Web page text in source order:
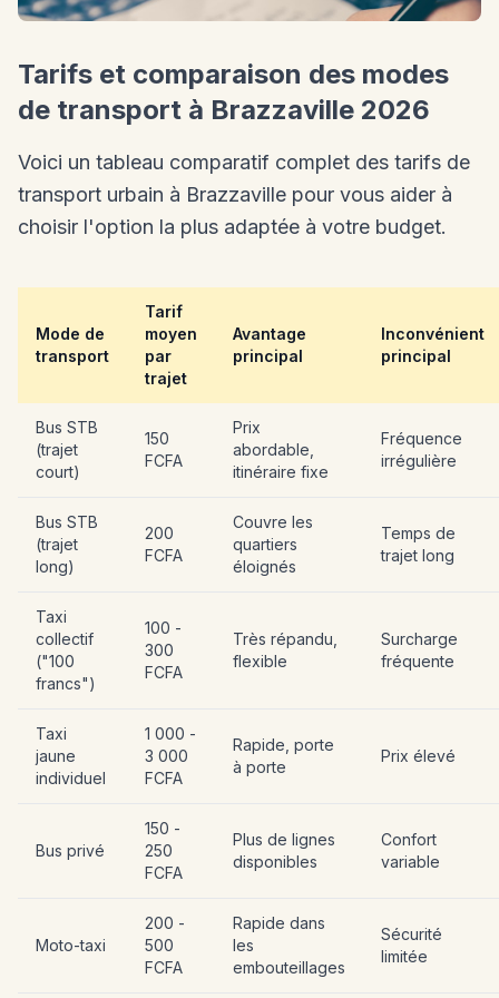
Tarifs et comparaison des modes
de transport à Brazzaville 2026
Voici un tableau comparatif complet des tarifs de
transport urbain à Brazzaville pour vous aider à
choisir l'option la plus adaptée à votre budget.
Mode de
transport
Tarif
moyen
par
trajet
Avantage
principal
Inconvénient
principal
Bus STB
(trajet
court)
150
FCFA
Prix
abordable,
itinéraire fixe
Fréquence
irrégulière
Bus STB
(trajet
long)
200
FCFA
Couvre les
quartiers
éloignés
Temps de
trajet long
Taxi
collectif
("100
francs")
100 -
300
FCFA
Très répandu,
flexible
Surcharge
fréquente
Taxi
jaune
individuel
1 000 -
3 000
FCFA
Rapide, porte
à porte
Prix élevé
Bus privé
150 -
250
FCFA
Plus de lignes
disponibles
Confort
variable
Moto-taxi
200 -
500
FCFA
Rapide dans
les
embouteillages
Sécurité
limitée